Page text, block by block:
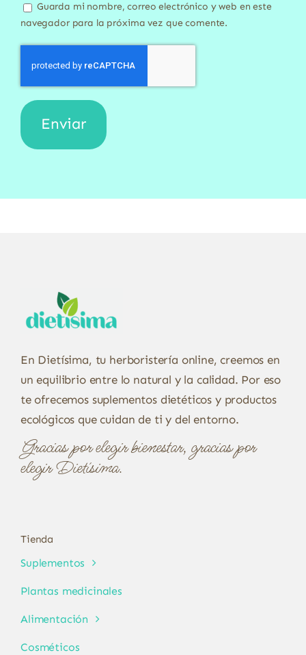
Guarda mi nombre, correo electrónico y web en este
navegador para la próxima vez que comente.
En Dietísima, tu herboristería online, creemos en
un equilibrio entre lo natural y la calidad. Por eso
te ofrecemos suplementos dietéticos y productos
ecológicos que cuidan de ti y del entorno.
Gracias por elegir bienestar, gracias por
elegir Dietísima.
Tienda
Suplementos
Plantas medicinales
Alimentación
Cosméticos